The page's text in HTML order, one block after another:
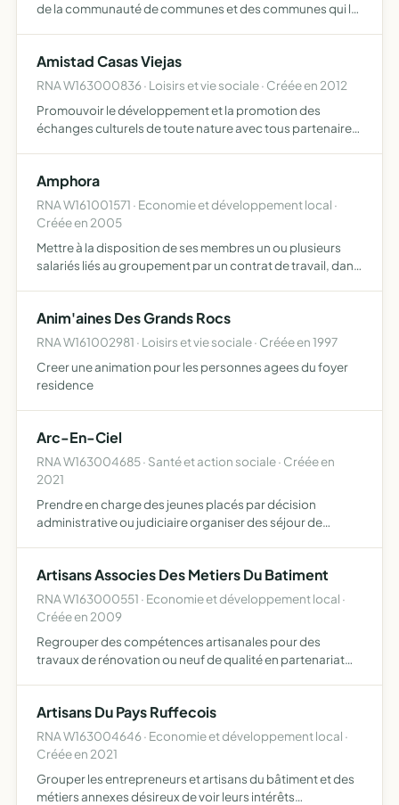
de la communauté de communes et des communes qui la
Amistad Casas Viejas
RNA W163000836 · Loisirs et vie sociale · Créée en 2012
Promouvoir le développement et la promotion des
échanges culturels de toute nature avec tous partenaires
Amphora
RNA W161001571 · Economie et développement local ·
Créée en 2005
Mettre à la disposition de ses membres un ou plusieurs
salariés liés au groupement par un contrat de travail, dans
Anim'aines Des Grands Rocs
RNA W161002981 · Loisirs et vie sociale · Créée en 1997
Creer une animation pour les personnes agees du foyer
residence
Arc-En-Ciel
RNA W163004685 · Santé et action sociale · Créée en
2021
Prendre en charge des jeunes placés par décision
administrative ou judiciaire organiser des séjour de
Artisans Associes Des Metiers Du Batiment
RNA W163000551 · Economie et développement local ·
Créée en 2009
Regrouper des compétences artisanales pour des
travaux de rénovation ou neuf de qualité en partenariat
Artisans Du Pays Ruffecois
RNA W163004646 · Economie et développement local ·
Créée en 2021
Grouper les entrepreneurs et artisans du bâtiment et des
métiers annexes désireux de voir leurs intérêts